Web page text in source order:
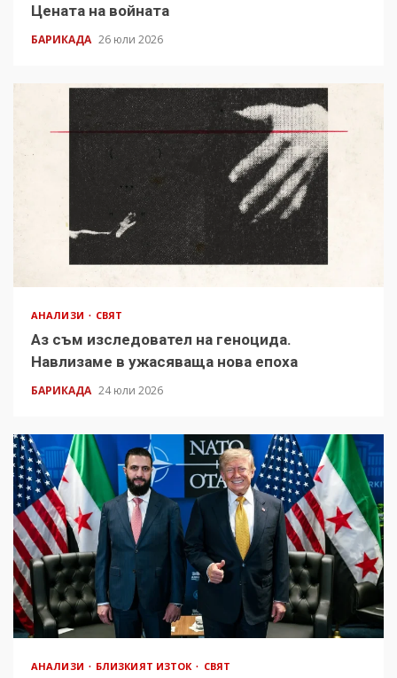
Цената на войната
БАРИКАДА 26 юли 2026
АНАЛИЗИ СВЯТ
Аз съм изследовател на геноцида.
Навлизаме в ужасяваща нова епоха
БАРИКАДА 24 юли 2026
АНАЛИЗИ БЛИЗКИЯТ ИЗТОК СВЯТ